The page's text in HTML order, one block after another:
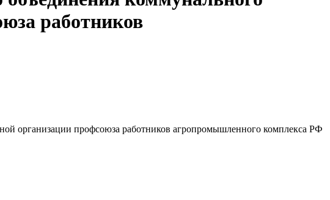
работников
организации профсоюза работников агропромышленного комплекса РФ